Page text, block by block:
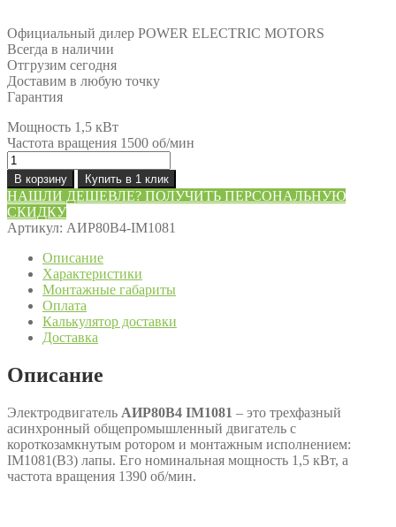
Официальный дилер POWER ELECTRIC MOTORS
Всегда в наличии
Отгрузим сегодня
Доставим в любую точку
Гарантия
Мощность 1,5 кВт
Частота вращения 1500 об/мин
Количество
товара
Электродвигатель
АИР80В4
IM1081(B3)
лапы
кВт
1500
мин
В корзину Купить в 1 клик
НАШЛИ ДЕШЕВЛЕ? ПОЛУЧИТЬ ПЕРСОНАЛЬНУЮ
СКИДКУ
Артикул: АИР80В4-IM1081
Описание
Характеристики
Монтажные габариты
Оплата
Калькулятор доставки
Доставка
Описание
Электродвигатель АИР80В4 IM1081 – это трехфазный
асинхронный общепромышленный двигатель с
короткозамкнутым ротором и монтажным исполнением:
IM1081(B3) лапы. Его номинальная мощность 1,5 кВт, а
частота вращения 1390 об/мин.